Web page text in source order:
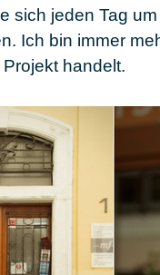
sich jeden Tag
Ich bin immer
handelt.